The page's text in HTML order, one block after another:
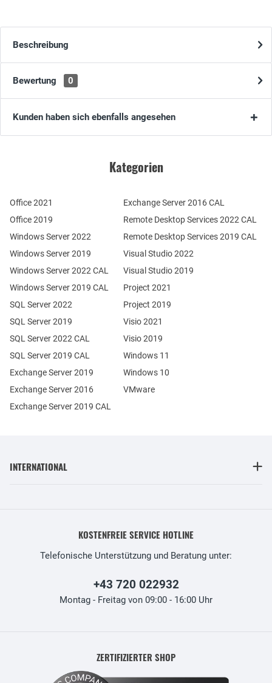
Beschreibung
Bewertung 0
Kunden haben sich ebenfalls angesehen
Kategorien
Office 2021
Office 2019
Windows Server 2022
Windows Server 2019
Exchange Server 2019
Exchange Server 2016
SQL Server 2022
SQL Server 2019
Windows Server 2022 CAL
Windows Server 2019 CAL
SQL Server 2022 CAL
SQL Server 2019 CAL
Remote Desktop Services 2022 CAL
Remote Desktop Services 2019 CAL
Exchange Server 2019 CAL
Exchange Server 2016 CAL
Visual Studio 2022
Visual Studio 2019
Project 2021
Project 2019
Visio 2021
Visio 2019
Windows 11
Windows 10
VMware
INTERNATIONAL
KOSTENFREIE SERVICE HOTLINE
Telefonische Unterstützung und Beratung unter:
+43 720 022932
Montag - Freitag von 09:00 - 16:00 Uhr
ZERTIFIZIERTER SHOP